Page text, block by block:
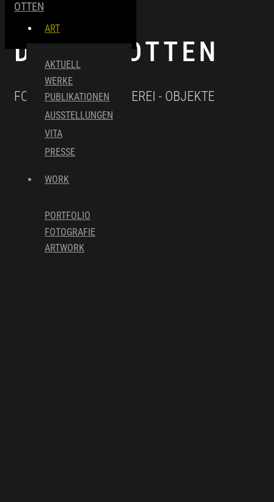
Skip to main content
OTTEN
ART
AKTUELL
WERKE
PUBLIKATIONEN
AUSSTELLUNGEN
VITA
PRESSE
WORK
PORTFOLIO
FOTOGRAFIE
ARTWORK
DIETER OTTEN
FOTOGRAFISCHE MALEREI - OBJEKTE